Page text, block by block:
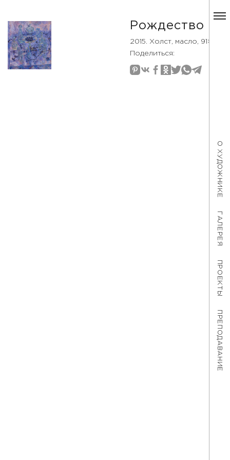
О ХУДОЖНИКЕ
ГАЛЕРЕЯ
ПРОЕКТЫ
ПРЕПОДАВАНИЕ
Рождество
2015. Холст, масло, 91×80
Поделиться: